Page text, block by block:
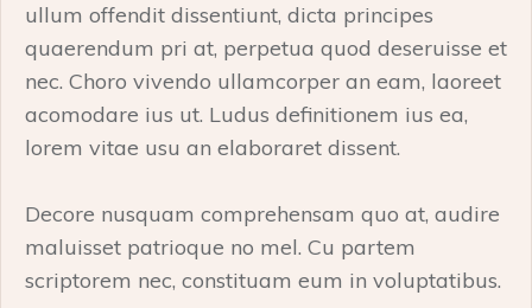
ullum offendit dissentiunt, dicta principes
quaerendum pri at, perpetua quod deseruisse et
nec. Choro vivendo ullamcorper an eam, laoreet
acomodare ius ut. Ludus definitionem ius ea,
lorem vitae usu an elaboraret dissent.
Decore nusquam comprehensam quo at, audire
maluisset patrioque no mel. Cu partem
scriptorem nec, constituam eum in voluptatibus.